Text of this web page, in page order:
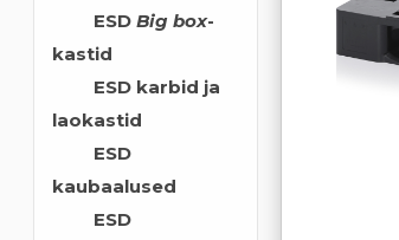
ESD Big box-
kastid
ESD karbid ja
laokastid
ESD
kaubaalused
ESD